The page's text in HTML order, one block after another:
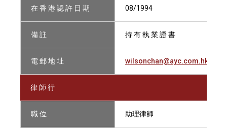
在 香 港 認 許 日 期 08/1994
備 註 持 有 執 業 證 書
電 郵 地 址 wilsonchan@ayc.com.hk
律 師 行
職 位 助理律師